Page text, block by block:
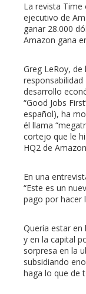
La revista Time
ejecutivo de
ganar 28.000
Amazon gana
Greg LeRoy,
desarrollo
“Good Jobs
español), ha
él llama
cortejo que le
HQ2 de
En una
“Este es un
pago por hacer
Quería estar en
y en la capital
sorpresa en la
subsidiando
haga lo que de